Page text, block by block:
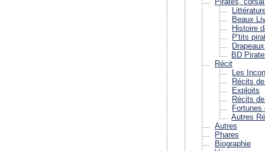
Beaux
Histoire
P'tits
BD
Récit
Les
Récits
Exploits
Récits
Fortunes
Autres
Autres
Phares
Biographie